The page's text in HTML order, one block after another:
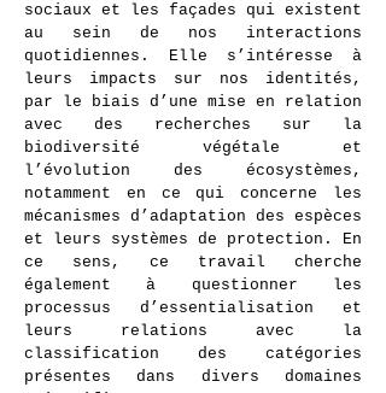
sociaux et les façades qui existent
au sein de nos interactions
quotidiennes. Elle s’intéresse à
leurs impacts sur nos identités,
par le biais d’une mise en relation
avec des recherches sur la
biodiversité végétale et
l’évolution des écosystèmes,
notamment en ce qui concerne les
mécanismes d’adaptation des espèces
et leurs systèmes de protection. En
ce sens, ce travail cherche
également à questionner les
processus d’essentialisation et
leurs relations avec la
classification des catégories
présentes dans divers domaines